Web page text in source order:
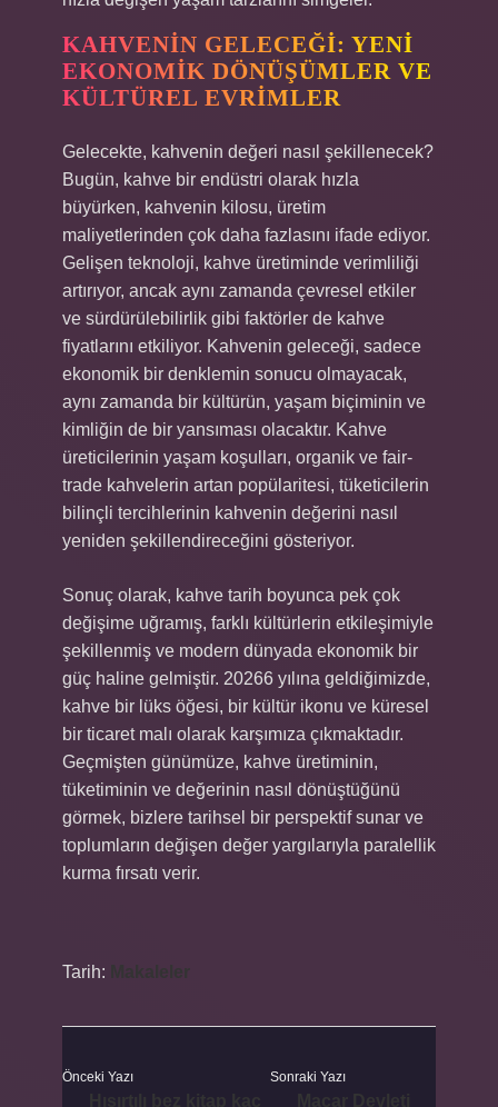
KAHVENIN GELECEĞI: YENI
EKONOMIK DÖNÜŞÜMLER VE
KÜLTÜREL EVRIMLER
Gelecekte, kahvenin değeri nasıl şekillenecek?
Bugün, kahve bir endüstri olarak hızla
büyürken, kahvenin kilosu, üretim
maliyetlerinden çok daha fazlasını ifade ediyor.
Gelişen teknoloji, kahve üretiminde verimliliği
artırıyor, ancak aynı zamanda çevresel etkiler
ve sürdürülebilirlik gibi faktörler de kahve
fiyatlarını etkiliyor. Kahvenin geleceği, sadece
ekonomik bir denklemin sonucu olmayacak,
aynı zamanda bir kültürün, yaşam biçiminin ve
kimliğin de bir yansıması olacaktır. Kahve
üreticilerinin yaşam koşulları, organik ve fair-
trade kahvelerin artan popülaritesi, tüketicilerin
bilinçli tercihlerinin kahvenin değerini nasıl
yeniden şekillendireceğini gösteriyor.
Sonuç olarak, kahve tarih boyunca pek çok
değişime uğramış, farklı kültürlerin etkileşimiyle
şekillenmiş ve modern dünyada ekonomik bir
güç haline gelmiştir. 20266 yılına geldiğimizde,
kahve bir lüks öğesi, bir kültür ikonu ve küresel
bir ticaret malı olarak karşımıza çıkmaktadır.
Geçmişten günümüze, kahve üretiminin,
tüketiminin ve değerinin nasıl dönüştüğünü
görmek, bizlere tarihsel bir perspektif sunar ve
toplumların değişen değer yargılarıyla paralellik
kurma fırsatı verir.
Tarih:
Önceki Yazı Sonraki Yazı